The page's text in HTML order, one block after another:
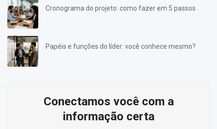
Cronograma do projeto: como fazer em 5 passos
Papéis e funções do líder: você conhece mesmo?
Conectamos você com a
informação certa